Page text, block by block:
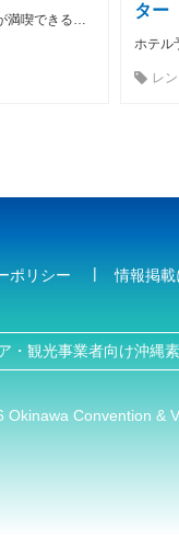
太平洋を眼下に望む広大なパノラマが満喫できるゴルフリゾートホテル
ター
レ
ポリシー 情報掲
・観光事業者向け沖縄
Okinawa Convention &